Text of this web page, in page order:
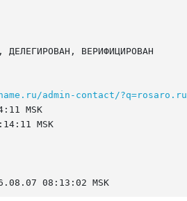
ВЕРИФИЦИРОВАН
admin-contact/?q=rosaro.ru
MSK
MSK
08:13:02 MSK